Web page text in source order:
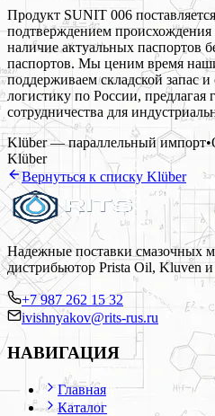
Продукт SUNIT 006
подтверждением
наличие актуальных паспортов
паспортов. Мы ценим время
поддерживаем складской запас
логистику по России, предлагая
сотрудничества для
Klüber — параллельный импорт•
Klüber
Вернуться к списку Klüber
Надежные поставки смазочных
дистрибьютор Prista Oil, Kluven и
+7 987 262 15 32
ivishnyakov@rits-rus.ru
НАВИГАЦИЯ
Главная
Каталог